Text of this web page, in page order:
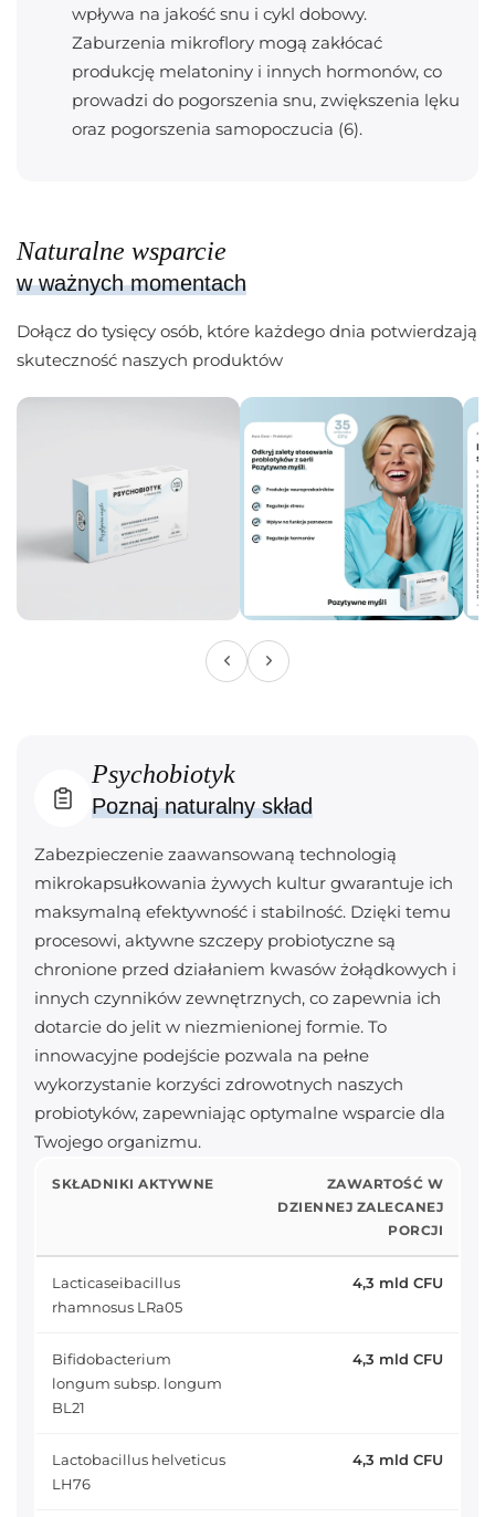
wpływa na jakość snu i cykl dobowy.
Zaburzenia mikroflory mogą zakłócać
produkcję melatoniny i innych hormonów, co
prowadzi do pogorszenia snu, zwiększenia lęku
oraz pogorszenia samopoczucia (6).
Naturalne wsparcie
w ważnych momentach
Dołącz do tysięcy osób, które każdego dnia potwierdzają
skuteczność naszych produktów
Psychobiotyk
Poznaj naturalny skład
Zabezpieczenie zaawansowaną technologią
mikrokapsułkowania żywych kultur gwarantuje ich
maksymalną efektywność i stabilność. Dzięki temu
procesowi, aktywne szczepy probiotyczne są
chronione przed działaniem kwasów żołądkowych i
innych czynników zewnętrznych, co zapewnia ich
dotarcie do jelit w niezmienionej formie. To
innowacyjne podejście pozwala na pełne
wykorzystanie korzyści zdrowotnych naszych
probiotyków, zapewniając optymalne wsparcie dla
Twojego organizmu.
SKŁADNIKI AKTYWNE
ZAWARTOŚĆ W
DZIENNEJ ZALECANEJ
PORCJI
Lacticaseibacillus
rhamnosus LRa05
4,3 mld CFU
Bifidobacterium
longum subsp. longum
BL21
4,3 mld CFU
Lactobacillus helveticus
LH76
4,3 mld CFU